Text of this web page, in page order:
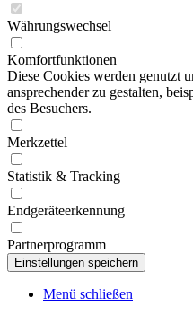
Währungswechsel
Komfortfunktionen
Diese Cookies werden genutzt
ansprechender zu gestalten,
des Besuchers.
Merkzettel
Statistik & Tracking
Endgeräteerkennung
Partnerprogramm
Menü schließen